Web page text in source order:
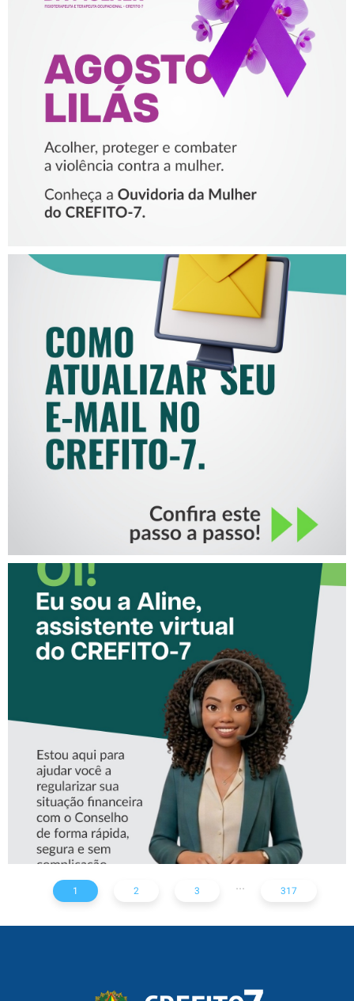
AGOSTO LILÁS – ACOLHER,
PROTEGER E COMBATER A
VIOLÊNCIA CONTRA A
MULHER
COMO ATUALIZAR SEU E-
MAIL NO CREFITO-7
CONHEÇA A ‘ALINE’,
ASSISTENTE VIRTUAL DO
CREFITO-7
1 2 3 ... 317